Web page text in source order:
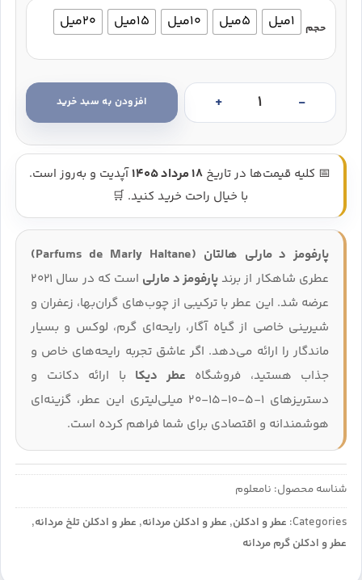
پارفومز د مارلی هالتان (Parfums de Marly Haltane)
عطری شاهکار از برندپارفومز د مارلی
است که در سال 2021
عرضه شد. این عطر با ترکیبی از چوب‌های گران‌بها، زعفران و
شیرینی خاصی از گیاه آگار، رایحه‌ای گرم، لوکس و بسیار
ماندگار را ارائه می‌دهد. اگر عاشق تجربه رایحه‌های خاص و
جذاب هستید، فروشگاه عطر دیکا با ارائه دکانت و
دستریزهای 1-5-10-15-20 میلی‌لیتری این عطر، گزینه‌ای
هوشمندانه و اقتصادی برای شما فراهم کرده است.
📅 کلیه قیمت‌ها در تاریخ 18 مرداد 1405
آپدیت و به‌روز است.
با خیال راحت خرید کنید. 🛒
حجم 1میل 5میل 10میل 15میل 20میل
عطر پارفومز د مارلی هالتان (Parfums de Marly Haltane) عددافزودن به سبد خرید
شناسه محصول: نامعلوم
Categories: عطر و ادکلن, عطر و ادکلن مردانه, عطر و ادکلن تلخ مردانه,
عطر و ادکلن گرم مردانه